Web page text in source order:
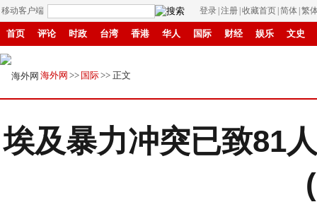
移动客户端 登录 注册 收藏首页 简体 繁
首页 评论 时政 台湾 香港 华人 国际 财经 娱乐 文史
招商
海外网 >> 国际>> 正文
埃及暴力冲突已致81